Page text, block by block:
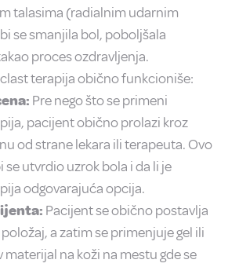
talasima (radialnim udarnim
se smanjila bol, poboljšala
proces ozdravljenja.
terapija obično funkcioniše:
Pre nego što se primeni
pacijent obično prolazi kroz
od strane lekara ili terapeuta. Ovo
se utvrdio uzrok bola i da li je
odgovarajuća opcija.
Pacijent se obično postavlja
a zatim se primenjuje gel ili
na koži na mestu gde se